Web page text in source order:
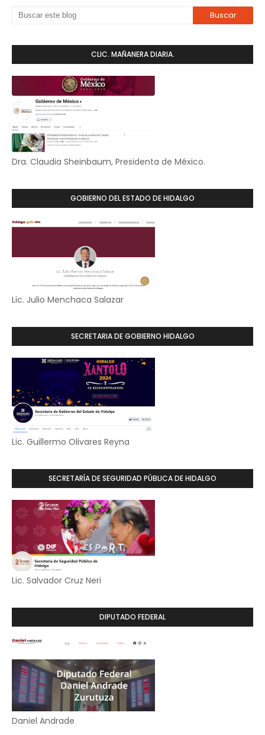
CLIC. MAÑANERA DIARIA.
Dra. Claudia Sheinbaum, Presidenta de México.
GOBIERNO DEL ESTADO DE HIDALGO
Lic. Julio Menchaca Salazar
SECRETARIA DE GOBIERNO HIDALGO
Lic. Guillermo Olivares Reyna
SECRETARÍA DE SEGURIDAD PÚBLICA DE HIDALGO
Lic. Salvador Cruz Neri
DIPUTADO FEDERAL
Daniel Andrade